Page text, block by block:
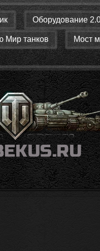
Оборудование
Мир танков Мост